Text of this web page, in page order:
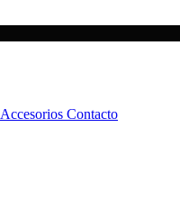
Accesorios Contacto